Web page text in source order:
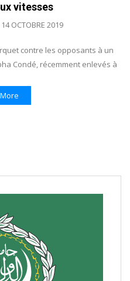
vitesses
14 OCTOBRE 2019
contre les opposants à un
Condé, récemment enlevés à